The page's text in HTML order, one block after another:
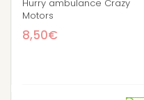
Hurry ambulance Crazy
Motors
8,50€